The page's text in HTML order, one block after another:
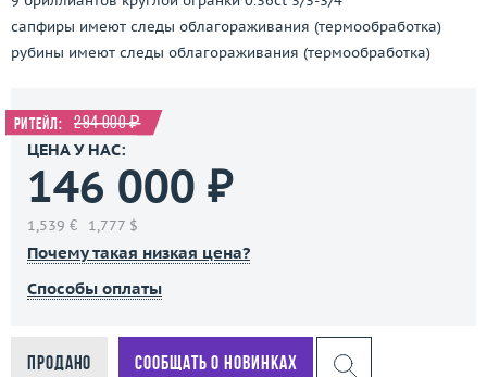
сапфиры имеют следы облагораживания (термообработка)
рубины имеют следы облагораживания (термообработка)
Ритейл: 294 000 ₽
ЦЕНА У НАС:
146 000 ₽
1,539 € 1,777 $
Почему такая низкая цена?
Способы оплаты
Продано Сообщать о новинках